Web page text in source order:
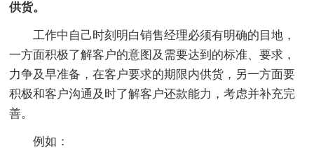
供货。
工作中自己时刻明白销售经理必须有明确的目地，
一方面积极了解客户的意图及需要达到的标准、要求，
力争及早准备，在客户要求的期限内供货，另一方面要
积极和客户沟通及时了解客户还款能力，考虑并补充完
善。
例如：